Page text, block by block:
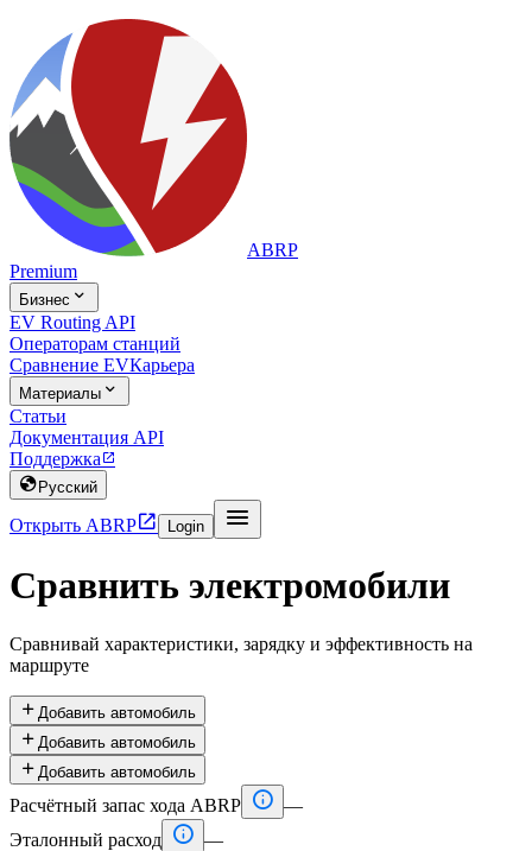
ABRP
Premium
Бизнес 
EV Routing API
Операторам станций
Сравнение EVКарьера
Материалы 
Статьи
Документация API
Поддержка 
 Русский
Открыть ABRP Login 
Сравнить электромобили
Сравнивай характеристики, зарядку и эффективность на
маршруте
 Добавить автомобиль
 Добавить автомобиль
 Добавить автомобиль
Расчётный запас хода ABRP  —
Эталонный расход  —